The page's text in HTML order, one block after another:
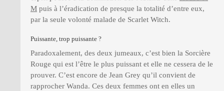
M puis à l’éradication de presque la totalité d’entre eux,
par la seule volonté malade de Scarlet Witch.
Puissante, trop puissante ?
Paradoxalement, des deux jumeaux, c’est bien la Sorcière
Rouge qui est l’être le plus puissant et elle ne cessera de le
prouver. C’est encore de Jean Grey qu’il convient de
rapprocher Wanda. Ces deux femmes ont en elles un